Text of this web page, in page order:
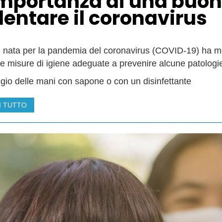
il coronavirus
nata per la pandemia del coronavirus (COVID-19) ha
misure di igiene adeguate a prevenire alcune
delle mani con sapone o con un disinfettante
TUTTO